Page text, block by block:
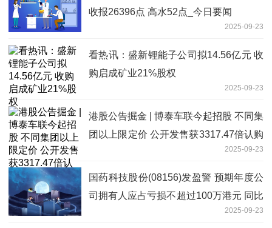
收报26396点 高水52点_今日要闻
2025-09-23
看热讯：盛新锂能子公司拟14.56亿元 收
购启成矿业21%股权
2025-09-23
港股公告掘金 | 博泰车联今起招股 不同集
团以上限定价 公开发售获3317.47倍认购
2025-09-23
国药科技股份(08156)发盈警 预期年度公
司拥有人应占亏损不超过100万港元 同比
2025-09-23